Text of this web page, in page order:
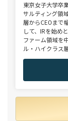
東京女子大学卒
サルティング領
層からCEOまで
して、IRを始め
ファーム領域を
ル・ハイクラス